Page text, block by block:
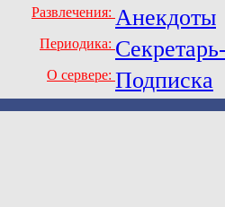
Развлечения: Анекдоты
Периодика:
О сервере: Подписка